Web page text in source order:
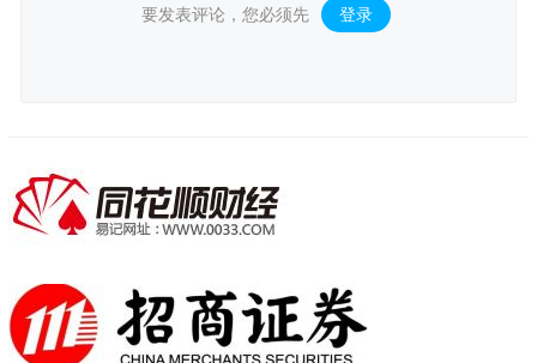
要发表评论，您必须先 登录 。